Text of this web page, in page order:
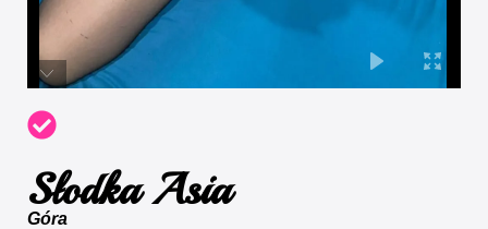
Słodka Asia
Góra